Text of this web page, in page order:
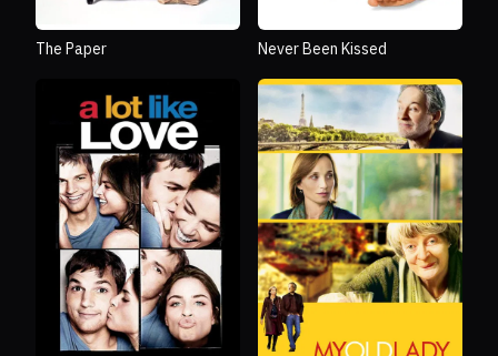
The Paper Never Been Kissed